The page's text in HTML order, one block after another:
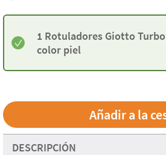
1 Rotuladores​ Giotto Turbo
color piel
DESCRIPCIÓN